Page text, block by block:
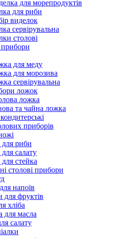
для морепродуктів
для риби
виделок
сервірувальна
столові
прибори
для меду
для морозива
сервірувальна
ложок
ложка
та чайна ложка
приборів
риби
салату
стейка
столові прибори
напоїв
для фруктів
хліба
для масла
салату